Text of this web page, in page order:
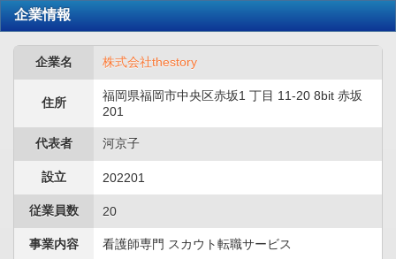
企業情報
企業名 株式会社thestory
住所
福岡県福岡市中央区赤坂1 丁目 11-20 8bit 赤坂
201
代表者 河京子
設立 202201
従業員数 20
事業内容 看護師専門 スカウト転職サービス